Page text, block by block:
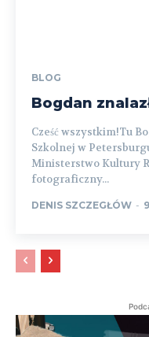
BLOG
Bogdan
Cześć wszystkim!Tu
Szkolnej w
Ministerstwo Kultury
fotograficzny...
DENIS SZCZEGŁÓW -